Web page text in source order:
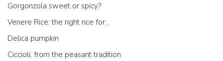
Gorgonzola sweet or spicy?
Venere Rice: the right rice for...
Delica pumpkin
Ciccioli, from the peasant tradition